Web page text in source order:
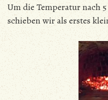
Um die Temperatur nach
schieben wir als erstes